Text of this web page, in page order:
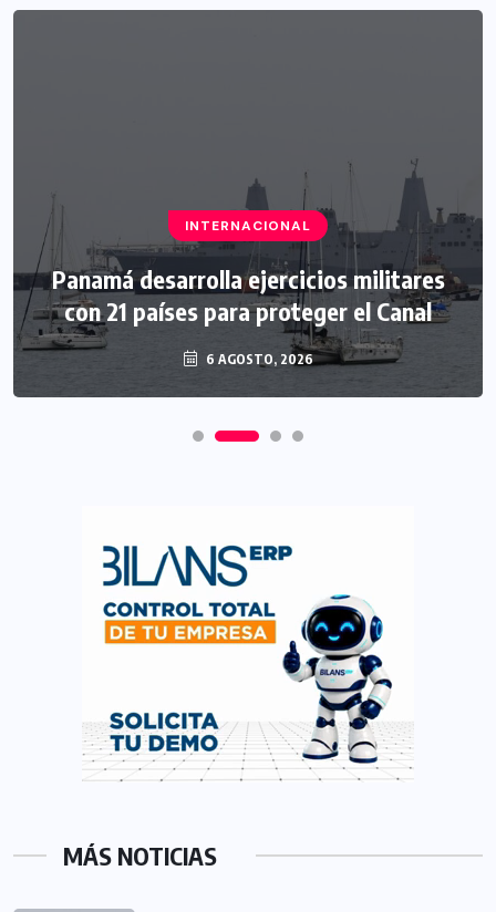
INTERNACIONAL
Panamá desarrolla ejercicios militares
con 21 países para proteger el Canal
6 AGOSTO, 2026
MÁS NOTICIAS